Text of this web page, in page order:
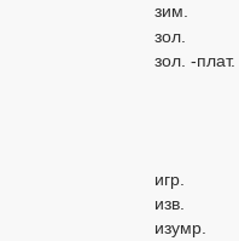
зим.
зол.
зол. -плат.
игр.
изв.
изумр.